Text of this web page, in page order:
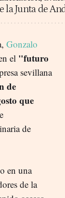
la Junta de
Gonzalo
el "futuro
sevillana
de
que
de
en una
de la